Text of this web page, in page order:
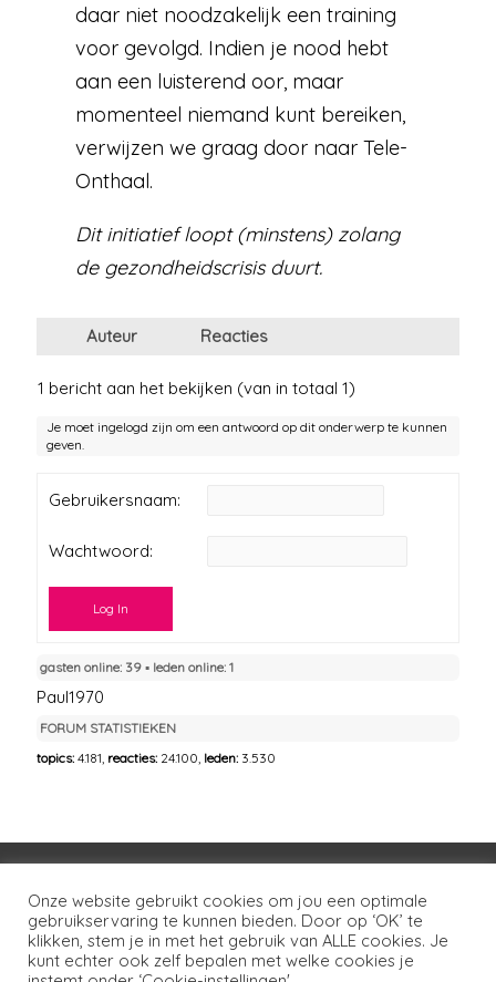
daar niet noodzakelijk een training
voor gevolgd. Indien je nood hebt
aan een luisterend oor, maar
momenteel niemand kunt bereiken,
verwijzen we graag door naar Tele-
Onthaal.
Dit initiatief loopt (minstens) zolang
de gezondheidscrisis duurt.
Auteur Reacties
1 bericht aan het bekijken (van in totaal 1)
Je moet ingelogd zijn om een antwoord op dit onderwerp te kunnen
geven.
Gebruikersnaam:
Wachtwoord:
Log In
gasten online: 39 ▪︎ leden online: 1
Paul1970
FORUM STATISTIEKEN
topics:4.181, reacties: 24.100, leden: 3.530
Voorwaarden Huisregels
Privacybeleid
Disclaimer
Over LSG Ons netwerk Contact
Copyright © 2026 Lotgenoten Seksueel Geweld
Onze website gebruikt cookies om jou een optimale
gebruikservaring te kunnen bieden. Door op ‘OK’ te
klikken, stem je in met het gebruik van ALLE cookies. Je
kunt echter ook zelf bepalen met welke cookies je